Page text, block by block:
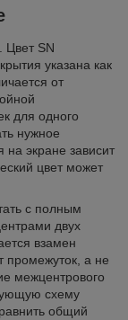
Цвет SN
указана как
от
для одного
нужное
на экране зависит
цвет может
с полным
двух
взамен
промежуток, а не
межцентрового
схему
общий